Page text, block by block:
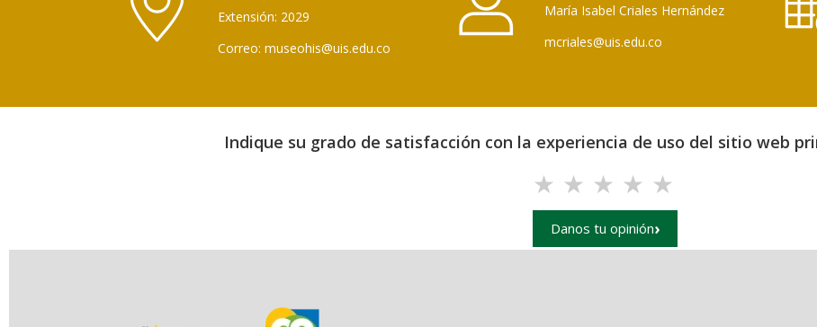
Extensión: 2029
Correo: museohis@uis.edu.co
María Isabel Criales Hernández
mcriales@uis.edu.co
Indique su grado de satisfacción con la experiencia de uso del sitio web